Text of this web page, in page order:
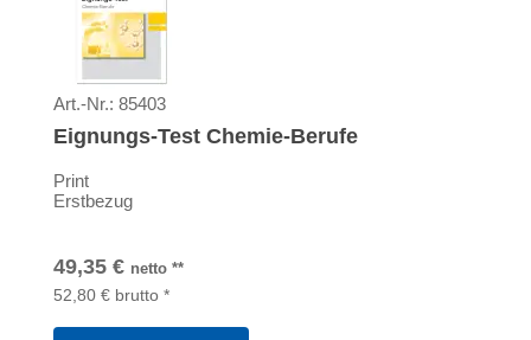
Art.-Nr.: 85403
Eignungs-Test Chemie-Berufe
Print
Erstbezug
49,35 € netto **
52,80 € brutto *